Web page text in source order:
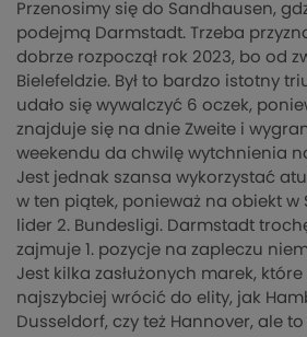
Przenosimy się do Sandhausen,
podejmą Darmstadt. Trzeba
dobrze rozpoczął rok 2023, bo od
Bielefeldzie. Był to bardzo istotny
udało się wywalczyć 6 oczek,
znajduje się na dnie Zweite i
weekendu da chwilę wytchnienia
Jest jednak szansa wykorzystać
w ten piątek, ponieważ na obiekt w
lider 2. Bundesligi. Darmstadt
zajmuje 1. pozycje na zapleczu
Jest kilka zasłużonych marek,
najszybciej wrócić do elity, jak
Dusseldorf, czy też Hannover, ale